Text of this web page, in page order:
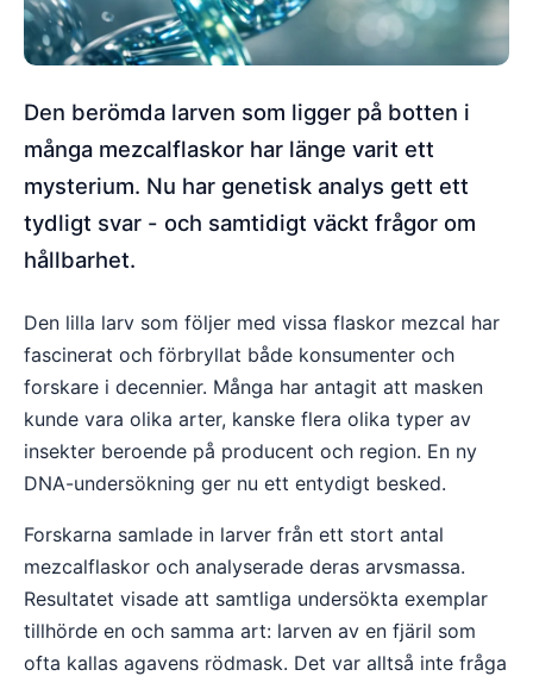
Den berömda larven som ligger på botten i
många mezcalflaskor har länge varit ett
mysterium. Nu har genetisk analys gett ett
tydligt svar - och samtidigt väckt frågor om
hållbarhet.
Den lilla larv som följer med vissa flaskor mezcal har
fascinerat och förbryllat både konsumenter och
forskare i decennier. Många har antagit att masken
kunde vara olika arter, kanske flera olika typer av
insekter beroende på producent och region. En ny
DNA-undersökning ger nu ett entydigt besked.
Forskarna samlade in larver från ett stort antal
mezcalflaskor och analyserade deras arvsmassa.
Resultatet visade att samtliga undersökta exemplar
tillhörde en och samma art: larven av en fjäril som
ofta kallas agavens rödmask. Det var alltså inte fråga